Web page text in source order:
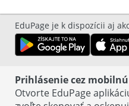
EduPage je k dispozícii aj
Prihlásenie cez
Otvorte EduPage